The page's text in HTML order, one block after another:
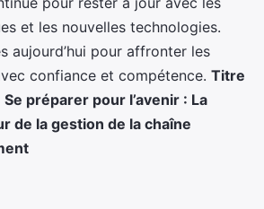
et les nouvelles technologies.
aujourd’hui pour affronter les
confiance et compétence. Titre
préparer pour l’avenir : La
de la gestion de la chaîne